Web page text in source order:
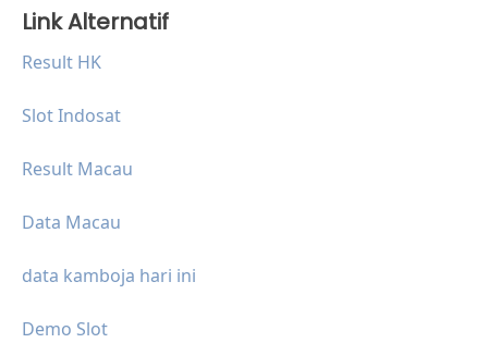
Link Alternatif
Result HK
Slot Indosat
Result Macau
Data Macau
data kamboja hari ini
Demo Slot